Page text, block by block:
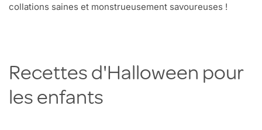
collations saines et monstrueusement savoureuses !
Recettes d'Halloween pour
les enfants